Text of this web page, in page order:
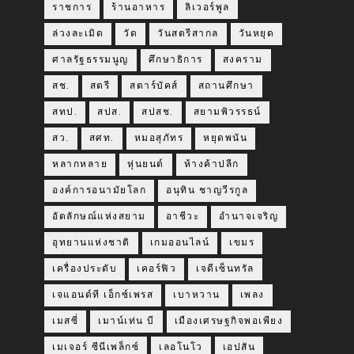
ราชการ ร้านอาหาร ลิเวอร์พูล
ล่วงละเมิด วัด วันสตรีสากล วันหยุด
ศาลรัฐธรรมนูญ ศึกษาธิการ สงคราม
สช. สตรี สตาร์บัคส์ สถานศึกษา
สทป. สปส. สปสช. สยามพิวรรธน์
สว. สศท. หมอสุภัทร หยุดพนัน
หลากหลาย หุ่นยนต์ ห้างค้าปลีก
องค์การอนามัยโลก อนุทิน ชาญวีรกูล
อัตลักษณ์แห่งสยาม อาชีวะ อำนาจเจริญ
อุทยานแห่งชาติ เกมออนไลน์ เขมร
เครื่องประดับ เคอร์ฟิว เจดีเซ็นทรัล
เจแอนด์ที เอ็กซ์เพรส เบาหวาน เพลง
เมสซี่ เมาน์เท่น บี เมืองเศรษฐกิจพอเพียง
เมเจอร์ ซีนีเพล็กซ์ เลอโนโว เอปสัน